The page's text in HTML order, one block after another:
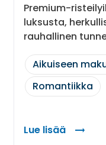
Premium-
luksusta,
rauhallinen
Aikuiseen
Romantiikka
Lue lisää